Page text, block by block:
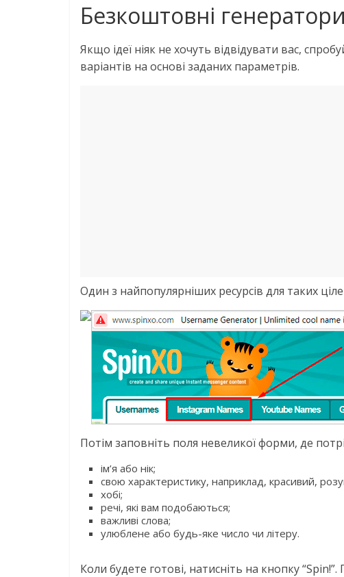
Безкоштовні
Якщо ідеї ніяк не хочуть відвідувати вас,
варіантів на основі заданих параметрів.
Один з найпопулярніших ресурсів для таких
Потім заповніть поля невеликої форми, де
ім’я або нік;
свою характеристику, наприклад, красивий,
хобі;
речі, які вам подобаються;
важливі слова;
улюблене або будь-яке число чи літеру.
Коли будете готові, натисніть на кнопку